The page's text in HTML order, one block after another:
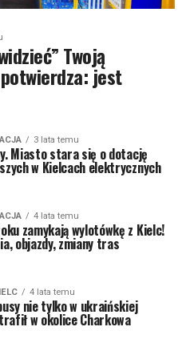
Twoją
jest
3 lata temu
Miasto stara się o dotację
w Kielcach elektrycznych
4 lata temu
zamykają wylotówkę z Kielc!
objazdy, zmiany tras
4 lata temu
nie tylko w ukraińskiej
w okolice Charkowa